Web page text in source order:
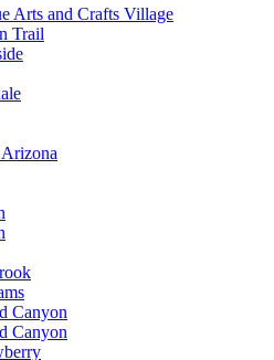
Arts and Crafts Village
Trail
Canyon
Canyon